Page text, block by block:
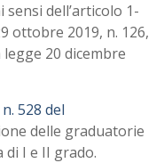
dell’articolo 1-
ottobre 2019, n. 126,
20 dicembre
528 del
delle graduatorie
di I e II grado.